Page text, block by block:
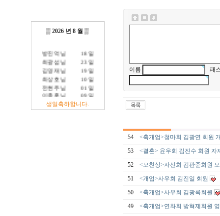
▒ 2026 년 8 월 ▒
방진억 님
18 일
최광섭 님
23 일
김영재 님
19 일
최상호 님
10 일
전현주 님
01 일
이충훈 님
09 일
정충교 님 17 일
생일축하합니다.
이름 패
54
<축개업>청마회 김광연 회원
53
<결혼> 윤우회 김진수 회원 자
52
<모친상>자선회 김판준회원
51
<개업>사우회 김진일 회원
50
<축개업>사우회 김광록회원
49
<축개업>연화회 방혁제회원